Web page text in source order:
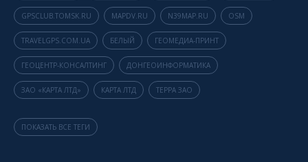
GPSCLUB.TOMSK.RU MAPDV.RU N39MAP.RU OSM
TRAVELGPS.COM.UA БЕЛЫЙ ГЕОМЕДИА-ПРИНТ
ГЕОЦЕНТР-КОНСАЛТИНГ ДОНГЕОИНФОРМАТИКА
ЗАО «КАРТА ЛТД» КАРТА ЛТД ТЕРРА ЗАО
ПОКАЗАТЬ ВСЕ ТЕГИ